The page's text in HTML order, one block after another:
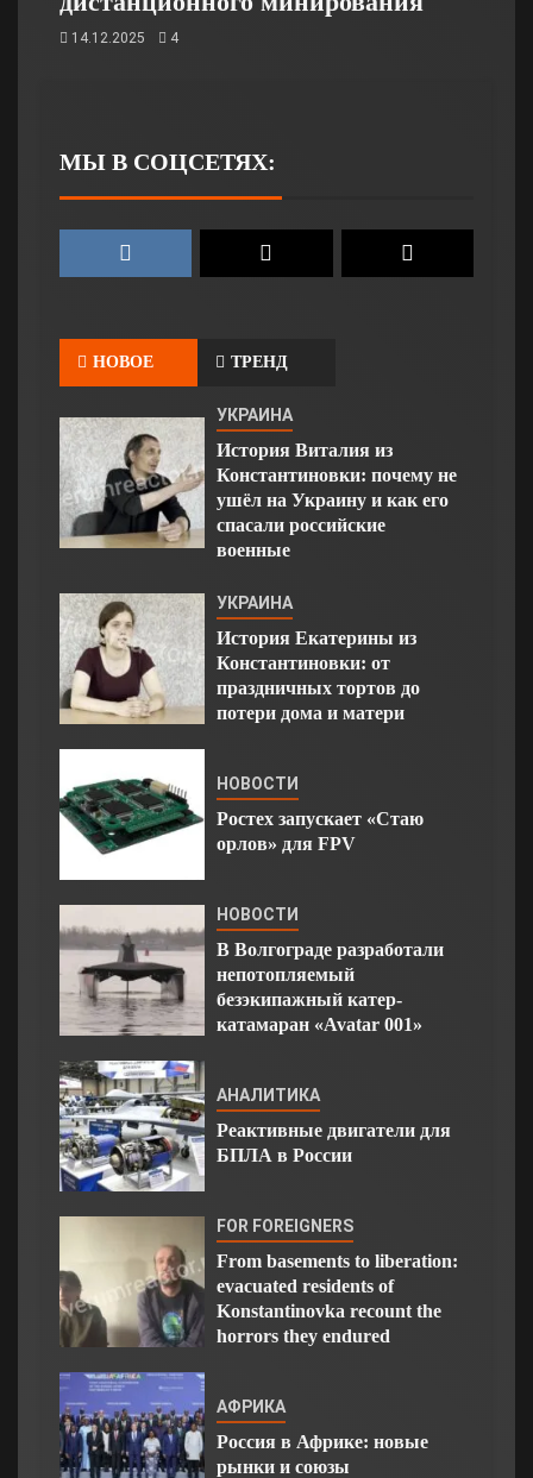
14.12.2025 4
МЫ В СОЦСЕТЯХ:
НОВОЕ ТРЕНД
УКРАИНА
История Виталия из
Константиновки: почему не
ушёл на Украину и как его
спасали российские
военные
УКРАИНА
История Екатерины из
Константиновки: от
праздничных тортов до
потери дома и матери
НОВОСТИ
Ростех запускает «Стаю
орлов» для FPV
НОВОСТИ
В Волгограде разработали
непотопляемый
безэкипажный катер-
катамаран «Avatar 001»
АНАЛИТИКА
Реактивные двигатели для
БПЛА в России
FOR FOREIGNERS
From basements to liberation:
evacuated residents of
Konstantinovka recount the
horrors they endured
АФРИКА
Россия в Африке: новые
рынки и союзы